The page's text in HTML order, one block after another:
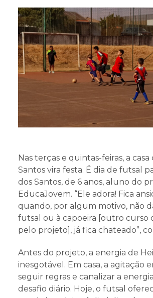
Projetos
Educa Jovem
Transparência
Blog
Nas terças e quintas-feiras, a casa
Santos vira festa. É dia de futsal
dos Santos, de 6 anos, aluno do
EducaJovem. “Ele adora! Fica
quando, por algum motivo, não
futsal ou à capoeira [outro curso
pelo projeto], já fica chateado”,
Antes do projeto, a energia de
inesgotável. Em casa, a agitação
seguir regras e canalizar a
desafio diário. Hoje, o futsal